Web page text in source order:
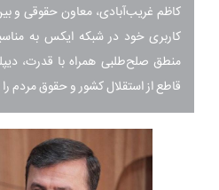
کاظم غریب‌آبادی، معاون حقوقی و
کاربری خود در شبکه ایکس به
منطق صلح‌طلبی همراه با قدرت،
قاطع از استقلال کشور و حقوق مردم